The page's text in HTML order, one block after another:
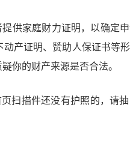
供家庭财力证明，以确定
产证明、赞助人保证书等
你的财产来源是否合法。
扫描件还没有护照的，请